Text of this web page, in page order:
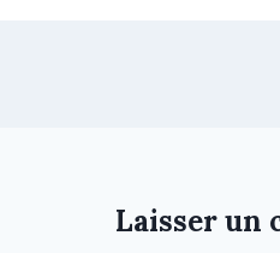
Laisser un